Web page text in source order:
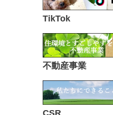
TikTok
不動産事業